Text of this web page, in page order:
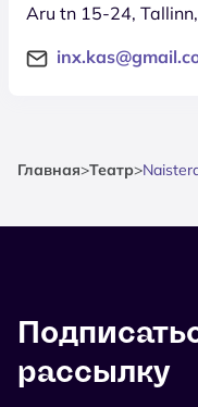
Aru tn 15-24,
Главная>Театр>
рассылку